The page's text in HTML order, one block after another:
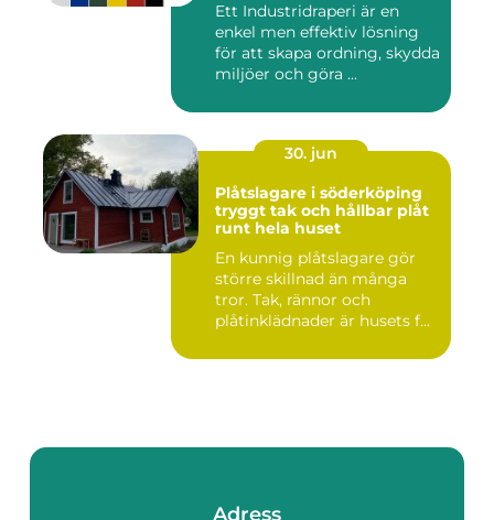
Ett Industridraperi är en
enkel men effektiv lösning
för att skapa ordning, skydda
miljöer och göra ...
30. jun
Plåtslagare i söderköping
tryggt tak och hållbar plåt
runt hela huset
En kunnig plåtslagare gör
större skillnad än många
tror. Tak, rännor och
plåtinklädnader är husets f...
Adress